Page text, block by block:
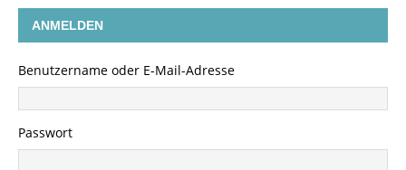
ANMELDEN
Benutzername oder E-Mail-Adresse
Passwort